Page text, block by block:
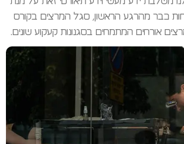
כבר מהרגע הראשון, סגל המרצים בקורס
מרצים אורחים המתמחים בסגנונות קעקוע שונים.